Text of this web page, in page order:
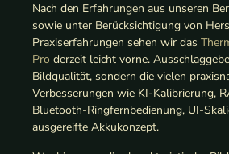
Nach den Erfahrungen aus unseren
sowie unter Berücksichtigung von
Praxiserfahrungen sehen wir das
Pro derzeit leicht vorne.
Bildqualität, sondern die vielen
Verbesserungen wie KI-Kalibrierung,
Bluetooth-Ringfernbedienung, UI-
ausgereifte Akkukonzept.